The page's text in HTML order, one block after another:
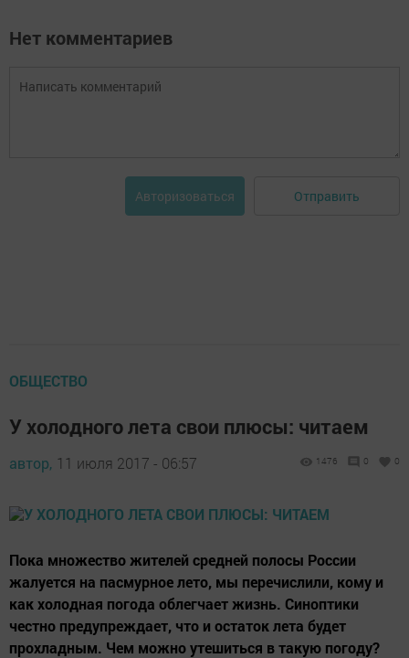
Нет комментариев
Авторизоваться Отправить
ОБЩЕСТВО
У холодного лета свои плюсы: читаем
автор, 11 июля 2017 - 06:57 1476 0 0
Пока множество жителей средней полосы России
жалуется на пасмурное лето, мы перечислили, кому и
как холодная погода облегчает жизнь. Синоптики
честно предупреждает, что и остаток лета будет
прохладным. Чем можно утешиться в такую погоду?